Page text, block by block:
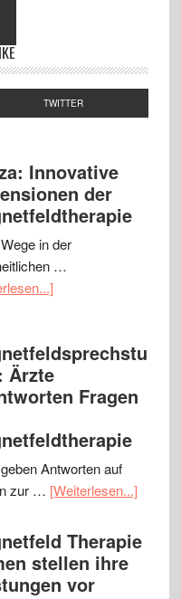
TWITTER
Innovative
der
in der
…
Ärzte
Fragen
Antworten auf
zur … [Weiterlesen...]
Therapie
stellen ihre
vor